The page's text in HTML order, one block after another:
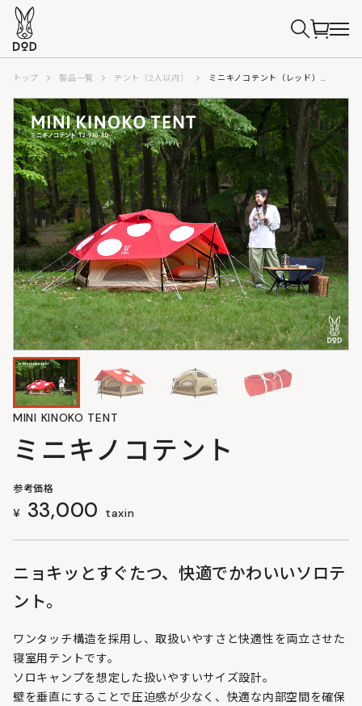
トップ 製品一覧 テント（2人以内） ミニキノコテント（レッド） T2-930-RD
MINI KINOKO TENT
ミニキノコテント
参考価格
¥ 33,000 taxin
ニョキッとすぐたつ、快適でかわいいソロテ
ント。
ワンタッチ構造を採用し、取扱いやすさと快適性を両立させた
寝室用テントです。
ソロキャンプを想定した扱いやすいサイズ設計。
壁を垂直にすることで圧迫感が少なく、快適な内部空間を確保